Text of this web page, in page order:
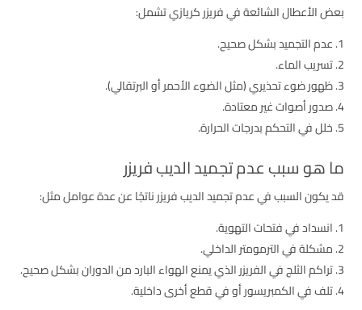
بعض الأعطال الشائعة في فريزر كريازي تشمل:
عدم التجميد بشكل صحيح.
تسريب الماء.
ظهور ضوء تحذيري (مثل الضوء الأحمر أو البرتقالي).
صدور أصوات غير معتادة.
خلل في التحكم بدرجات الحرارة.
ما هو سبب عدم تجميد الديب فريزر
قد يكون السبب في عدم تجميد الديب فريزر ناتجًا عن عدة عوامل مثل:
انسداد في فتحات التهوية.
مشكلة في الترمومتر الداخلي.
تراكم الثلج في الفريزر الذي يمنع الهواء البارد من الدوران بشكل صحيح.
تلف في الكمبريسور أو في قطع أخرى داخلية.